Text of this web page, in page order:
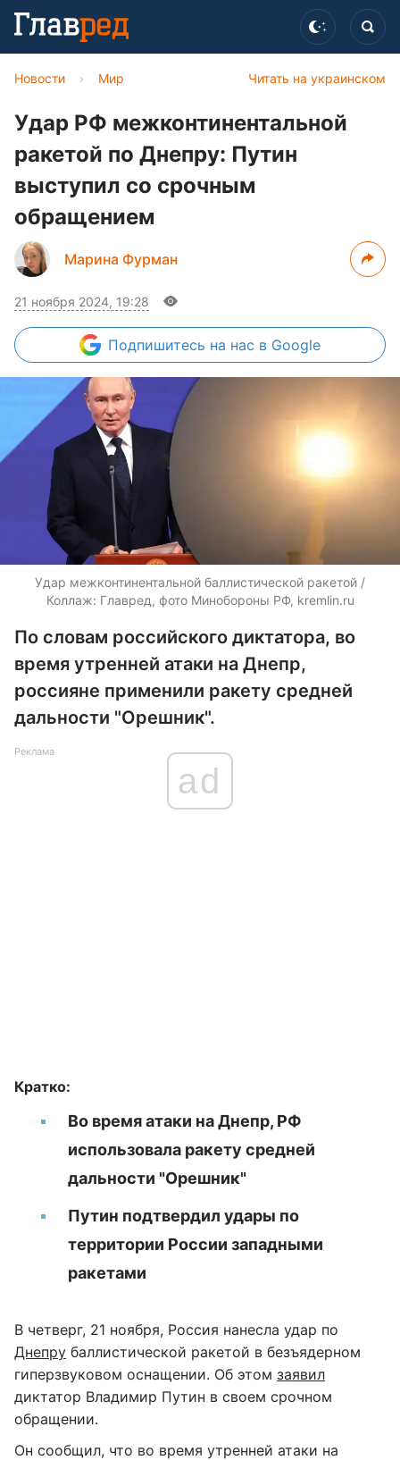
Читать на украинском
Новости › Мир
Удар РФ межконтинентальной
ракетой по Днепру: Путин
выступил со срочным
обращением
Марина Фурман
21 ноября 2024, 19:28
Подпишитесь на нас в Google
Удар межконтинентальной баллистической ракетой /
Коллаж: Главред, фото Минобороны РФ, kremlin.ru
По словам российского диктатора, во
время утренней атаки на Днепр,
россияне применили ракету средней
дальности "Орешник".
Реклама
ad
Кратко:
Во время атаки на Днепр, РФ
использовала ракету средней
дальности "Орешник"
Путин подтвердил удары по
территории России западными
ракетами
В четверг, 21 ноября, Россия нанесла удар по
Днепру баллистической ракетой в безъядерном
гиперзвуковом оснащении. Об этом заявил
диктатор Владимир Путин в своем срочном
обращении.
Он сообщил, что во время утренней атаки на